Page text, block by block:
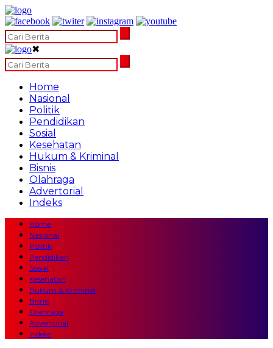
✖
Home
Nasional
Politik
Pendidikan
Sosial
Kesehatan
Hukum & Kriminal
Bisnis
Olahraga
Advertorial
Indeks
Home
Nasional
Politik
Pendidikan
Sosial
Kesehatan
Hukum & Kriminal
Bisnis
Olahraga
Advertorial
Indeks